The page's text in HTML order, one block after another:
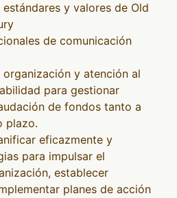
y valores de Old
de comunicación
y atención al
para gestionar
de fondos tanto a
plazo.
eficazmente y
para impulsar el
establecer
planes de acción